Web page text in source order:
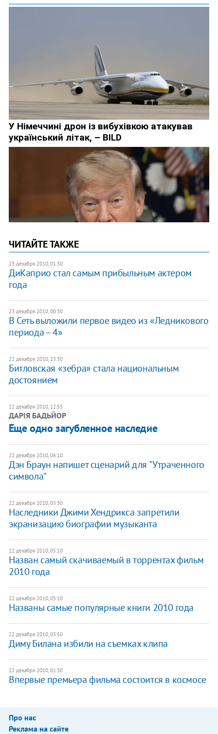
ЧИТАЙТЕ ТАКЖЕ
23 декабря 2010, 01:30
ДиКаприо стал самым прибыльным актером
года
23 декабря 2010, 00:30
В Сеть выложили первое видео из «Ледникового
периода – 4»
22 декабря 2010, 23:30
Битловская «зебра» стала национальным
достоянием
22 декабря 2010, 12:55
ДАРІЯ БАДЬЙОР
​Еще одно загубленное наследие
22 декабря 2010, 06:10
Дэн Браун напишет сценарий для "Утраченного
символа"
22 декабря 2010, 05:30
Наследники Джими Хендрикса запретили
экранизацию биографии музыканта
22 декабря 2010, 05:10
Назван самый скачиваемый в торрентах фильм
2010 года
22 декабря 2010, 05:10
Названы самые популярные книги 2010 года
22 декабря 2010, 03:50
Диму Билана избили на съемках клипа
22 декабря 2010, 01:30
Впервые премьера фильма состоится в космосе
Про нас
Реклама на сайте